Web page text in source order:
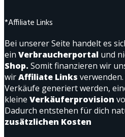
*Affiliate Links
Bei unserer Seite handelt es
ein Verbraucherportal und
Shop. Somit finanzieren wir
wirAffiliate Links
Verkäufe generiert werden,
kleine Verkäuferprovision
Dadurch entstehen für dich
zusätzlichen Kosten